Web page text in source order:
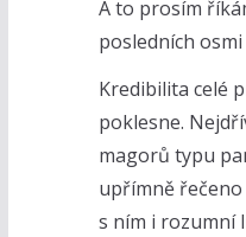
A to prosím
posledních
Kredibilita celé
poklesne.
magorů typu
upřímně řečeno
s ním i rozumní